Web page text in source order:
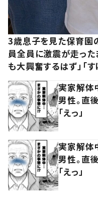
3歳息子を見た保育園
員全員に激震が走っ
も大興奮するはず」「す
実家解体
男性。直
「えっ」
実家解体
男性。直
「えっ」